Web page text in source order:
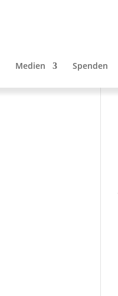
Medien Spenden